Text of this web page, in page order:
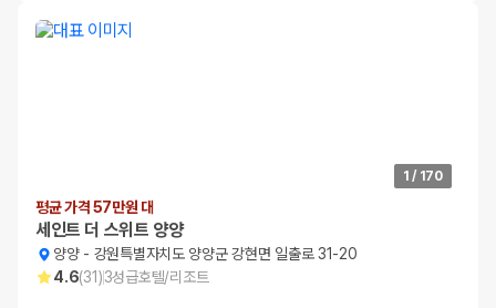
1 / 170
평균 가격 57만원 대
세인트 더 스위트 양양
양양- 강원특별자치도 양양군 강현면 일출로 31-20
4.6(31)3성급호텔/리조트